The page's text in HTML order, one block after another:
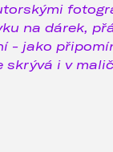
na dárek,
- jako
skrývá i v